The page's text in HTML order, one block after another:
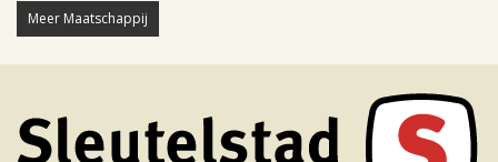
Meer Maatschappij